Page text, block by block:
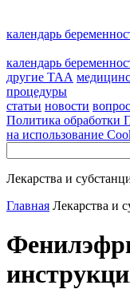
календарь
календарь
другие ТАА
процедуры
статьи новости
Политика обработки
на использование
Лекарства и
Главная Лекарства и